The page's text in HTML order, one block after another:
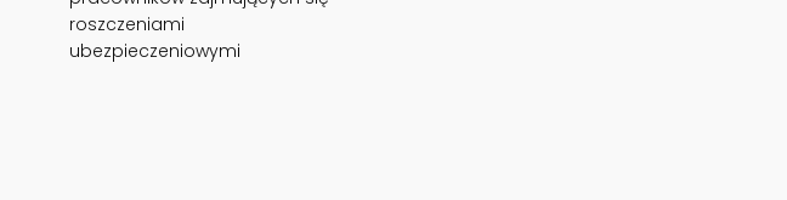
roszczeniami
ubezpieczeniowymi